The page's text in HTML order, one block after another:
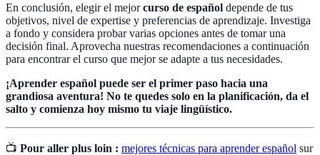
En conclusión, elegir el mejorcurso de español depende de tus
objetivos, nivel de expertise y preferencias de aprendizaje. Investiga
a fondo y considera probar varias opciones antes de tomar una
decisión final. Aprovecha nuestras recomendaciones a continuación
para encontrar el curso que mejor se adapte a tus necesidades.
¡Aprender español puede ser el primer paso hacia una
grandiosa aventura! No te quedes solo en la planificación, da el
salto y comienza hoy mismo tu viaje lingüístico.
📺 Pour aller plus loin : mejores técnicas para aprender español sur